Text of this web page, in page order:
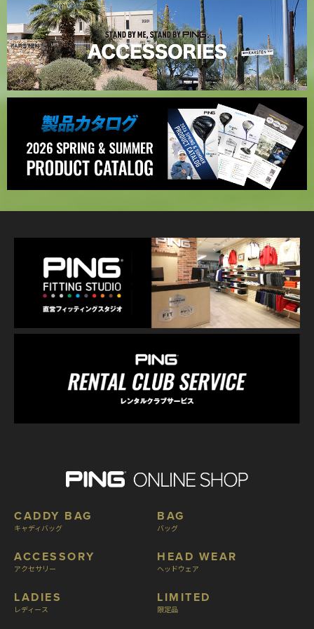
CADDY BAG
キャディバッグ
ACCESSORY
アクセサリー
LADIES
レディース
BAG
バッグ
HEAD WEAR
ヘッドウェア
LIMITED
限定品